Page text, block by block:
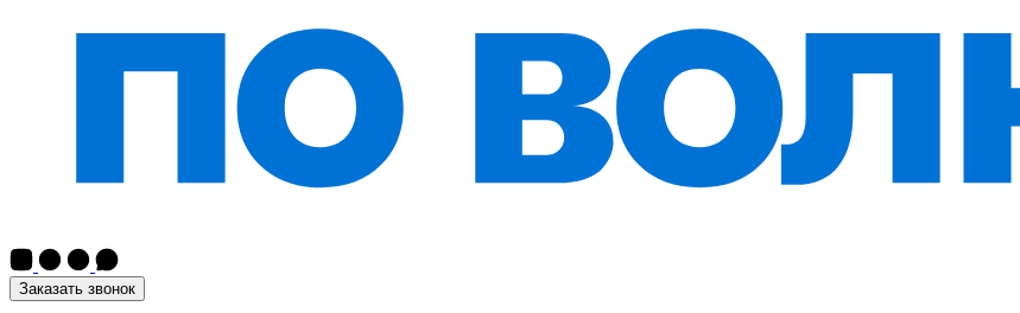
Заказать звонок